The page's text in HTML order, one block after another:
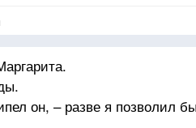
он, – разве я позволил